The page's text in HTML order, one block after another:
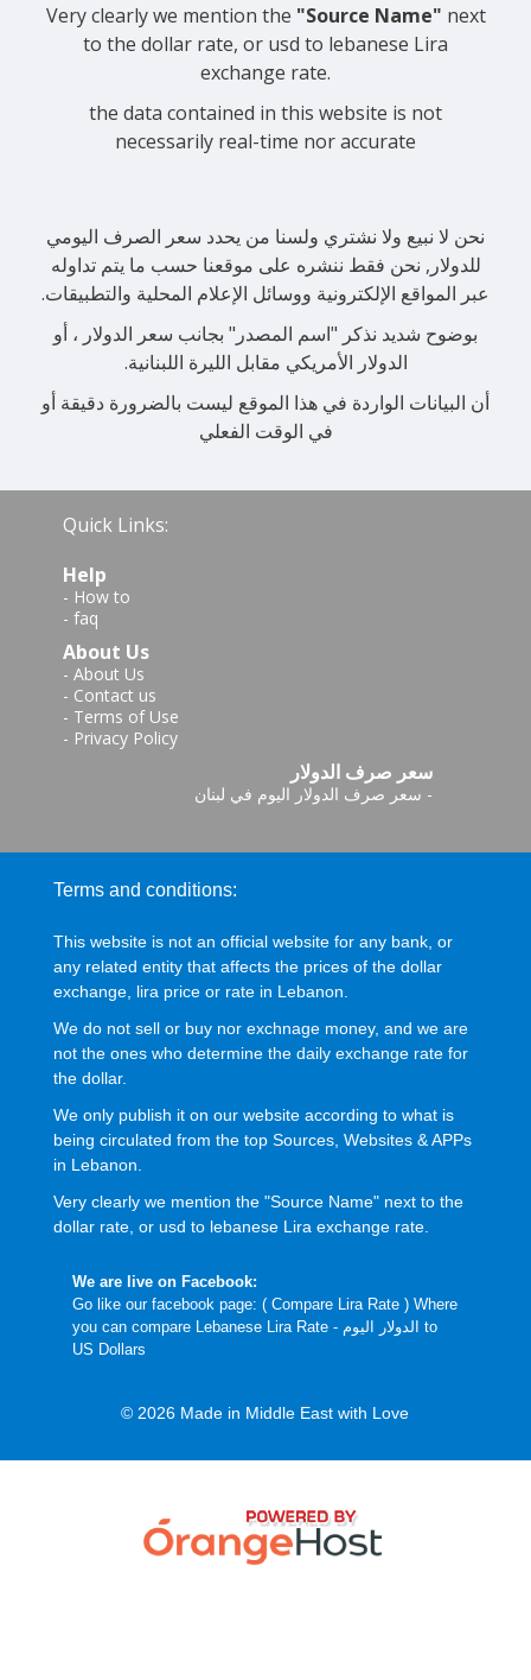
Very clearly we mention the "Source Name" next
to the dollar rate, or usd to lebanese Lira
exchange rate.
the data contained in this website is not
necessarily real-time nor accurate
نحن لا نبيع ولا نشتري ولسنا من يحدد سعر الصرف اليومي
للدولار, نحن فقط ننشره على موقعنا حسب ما يتم تداوله
عبر المواقع الإلكترونية ووسائل الإعلام المحلية والتطبيقات.
بوضوح شديد نذكر "اسم المصدر" بجانب سعر الدولار ، أو
الدولار الأمريكي مقابل الليرة اللبنانية.
أن البيانات الواردة في هذا الموقع ليست بالضرورة دقيقة أو
في الوقت الفعلي
Quick Links:
Help
- How to
- faq
About Us
- About Us
- Contact us
- Terms of Use
- Privacy Policy
سعر صرف الدولار
- سعر صرف الدولار اليوم في لبنان
Terms and conditions:
This website is not an official website for any bank, or
any related entity that affects the prices of the dollar
exchange, lira price or rate in Lebanon.
We do not sell or buy nor exchnage money, and we are
not the ones who determine the daily exchange rate for
the dollar.
We only publish it on our website according to what is
being circulated from the top Sources, Websites & APPs
in Lebanon.
Very clearly we mention the "Source Name" next to the
dollar rate, or usd to lebanese Lira exchange rate.
We are live on Facebook:
Go like our facebook page: ( Compare Lira Rate) Where
you can compare Lebanese Lira Rate - الدولار اليوم to
US Dollars
© 2026 Made in Middle East with Love